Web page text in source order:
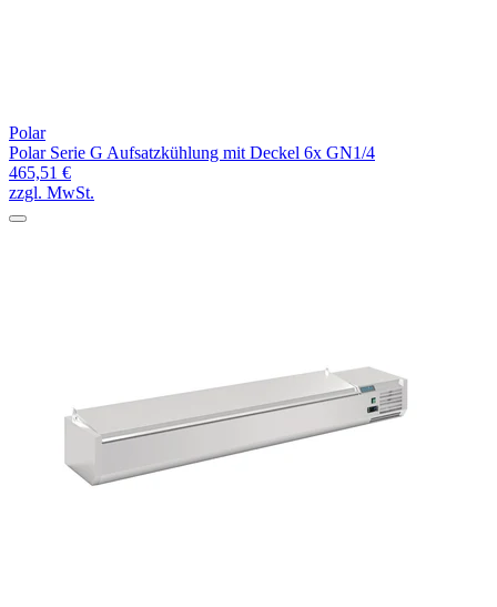
Polar
Polar Serie G Aufsatzkühlung mit Deckel 6x GN1/4
465,51 €
zzgl. MwSt.